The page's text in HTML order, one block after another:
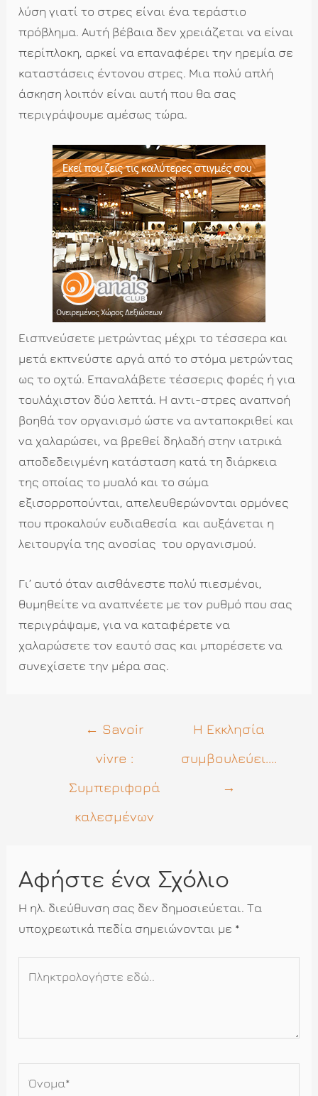
λύση γιατί το στρες είναι ένα τεράστιο
πρόβλημα. Αυτή βέβαια δεν χρειάζεται να είναι
περίπλοκη, αρκεί να επαναφέρει την ηρεμία σε
καταστάσεις έντονου στρες. Μια πολύ απλή
άσκηση λοιπόν είναι αυτή που θα σας
περιγράψουμε αμέσως τώρα.
Εισπνεύσετε μετρώντας μέχρι το τέσσερα και
μετά εκπνεύστε αργά από το στόμα μετρώντας
ως το οχτώ. Επαναλάβετε τέσσερις φορές ή για
τουλάχιστον δύο λεπτά. Η αντι-στρες αναπνοή
βοηθά τον οργανισμό ώστε να ανταποκριθεί και
να χαλαρώσει, να βρεθεί δηλαδή στην ιατρικά
αποδεδειγμένη κατάσταση κατά τη διάρκεια
της οποίας το μυαλό και το σώμα
εξισορροπούνται, απελευθερώνονται ορμόνες
που προκαλούν ευδιαθεσία και αυξάνεται η
λειτουργία της ανοσίας του οργανισμού.
Γι’ αυτό όταν αισθάνεστε πολύ πιεσμένοι,
θυμηθείτε να αναπνέετε με τον ρυθμό που σας
περιγράψαμε, για να καταφέρετε να
χαλαρώσετε τον εαυτό σας και μπορέσετε να
συνεχίσετε την μέρα σας.
← Savoir
vivre :
Συμπεριφορά
καλεσμένων
Η Εκκλησία
συμβουλεύει....
→
Αφήστε ένα Σχόλιο
Η ηλ. διεύθυνση σας δεν δημοσιεύεται. Τα
υποχρεωτικά πεδία σημειώνονται με *